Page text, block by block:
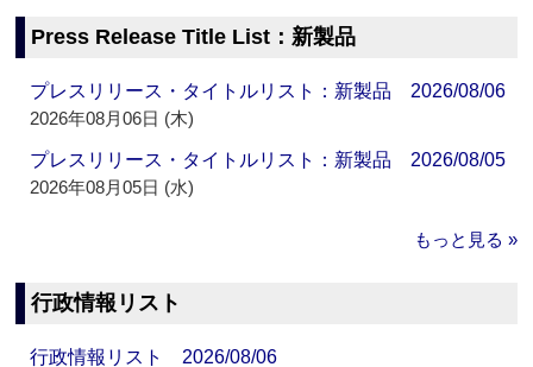
Press Release Title List：新製品
プレスリリース・タイトルリスト：新製品 2026/08/06
2026年08月06日 (木)
プレスリリース・タイトルリスト：新製品 2026/08/05
2026年08月05日 (水)
もっと見る »
行政情報リスト
行政情報リスト 2026/08/06